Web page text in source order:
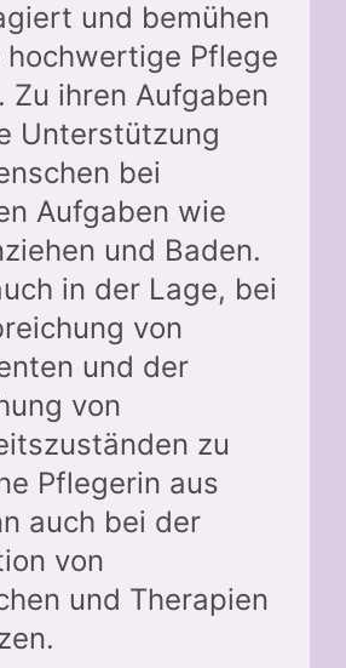
und bemühen
hochwertige Pflege
Zu ihren Aufgaben
Unterstützung
bei
Aufgaben wie
und Baden.
in der Lage, bei
von
und der
von
zu
Pflegerin aus
auch bei der
von
und Therapien